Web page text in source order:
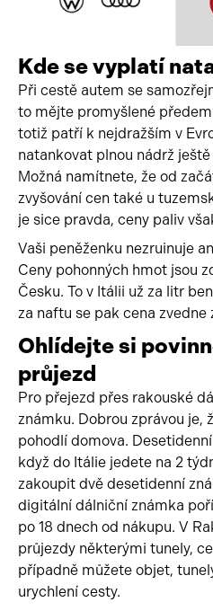
Kde se vyplatí
Při cestě autem se
to mějte promyšlené
totiž patří k nejdražším v
natankovat plnou nádrž
Možná namítnete, že od
zvyšování cen také u
je sice pravda, ceny paliv
Vaši peněženku nezruinuje
Ceny pohonných hmot jsou
Česku. To v Itálii už za litr
za naftu se pak cena zvedne
Ohlídejte si
průjezd
Pro přejezd přes rakouské
známku. Dobrou zprávou je,
pohodlí domova.
když do Itálie jedete na 2
zakoupit dvě desetidenní
digitální dálniční známka
po 18 dnech od nákupu. V
průjezdy některými tunely,
případně můžete objet,
urychlení cesty.